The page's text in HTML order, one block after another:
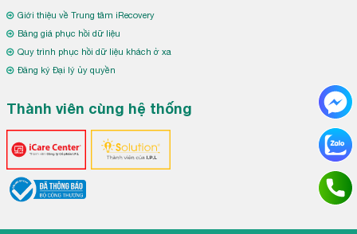
Giới thiệu về Trung tâm iRecovery
Bảng giá phục hồi dữ liệu
Quy trình phục hồi dữ liệu khách ở xa
Đăng ký Đại lý ủy quyền
Thành viên cùng hệ thống